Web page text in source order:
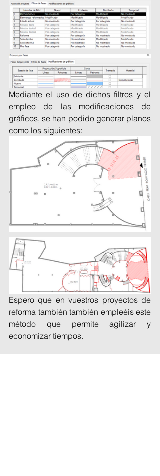
Mediante el uso de dichos filtros y el
empleo de las modificaciones de
gráficos, se han podido generar planos
como los siguientes:
Espero que en vuestros proyectos de
reforma también también empleéis este
método que permite agilizar y
economizar tiempos.